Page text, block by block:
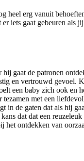
heel erg vanuit
iets gaat gebeuren
hij gaat de patronen
en vertrouwd gevoel.
een baby zich ook
met een
in de gaten dat als hij
dat dat een
het ontdekken van